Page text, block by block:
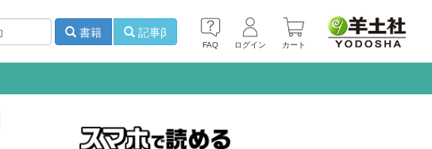
FAQ ログイン カート
書籍 記事β